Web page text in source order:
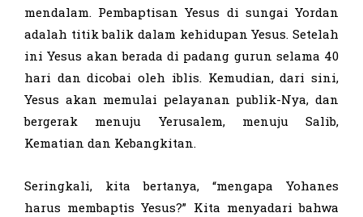
mendalam. Pembaptisan Yesus di sungai Yordan
adalah titik balik dalam kehidupan Yesus. Setelah
ini Yesus akan berada di padang gurun selama 40
hari dan dicobai oleh iblis. Kemudian, dari sini,
Yesus akan memulai pelayanan publik-Nya, dan
bergerak menuju Yerusalem, menuju Salib,
Kematian dan Kebangkitan.
Seringkali, kita bertanya, “mengapa Yohanes
harus membaptis Yesus?” Kita menyadari bahwa